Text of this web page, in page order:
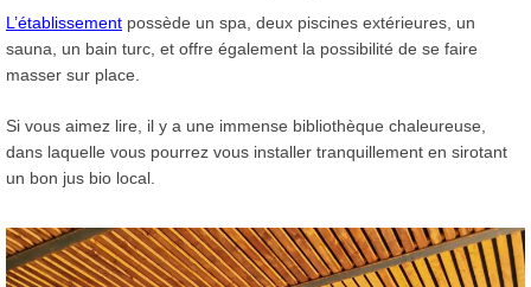
L’établissement possède un spa, deux piscines extérieures, un
sauna, un bain turc, et offre également la possibilité de se faire
masser sur place.
Si vous aimez lire, il y a une immense bibliothèque chaleureuse,
dans laquelle vous pourrez vous installer tranquillement en sirotant
un bon jus bio local.